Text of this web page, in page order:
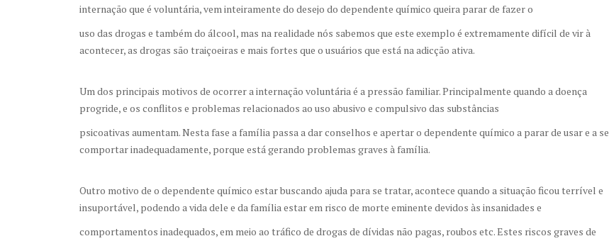
internação que é voluntária, vem inteiramente do desejo do dependente químico queira parar de fazer o
uso das drogas e também do álcool, mas na realidade nós sabemos que este exemplo é extremamente difícil de vir à
acontecer, as drogas são traiçoeiras e mais fortes que o usuários que está na adicção ativa.
Um dos principais motivos de ocorrer a internação voluntária é a pressão familiar. Principalmente quando a doença
progride, e os conflitos e problemas relacionados ao uso abusivo e compulsivo das substâncias
psicoativas aumentam. Nesta fase a família passa a dar conselhos e apertar o dependente químico a parar de usar e a se
comportar inadequadamente, porque está gerando problemas graves à família.
Outro motivo de o dependente químico estar buscando ajuda para se tratar, acontece quando a situação ficou terrível e
insuportável, podendo a vida dele e da família estar em risco de morte eminente devidos às insanidades e
comportamentos inadequados, em meio ao tráfico de drogas de dívidas não pagas, roubos etc. Estes riscos graves de